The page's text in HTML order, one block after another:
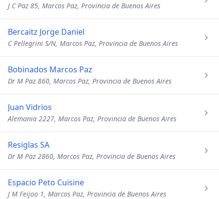
J C Paz 85, Marcos Paz, Provincia de Buenos Aires
Bercaitz Jorge Daniel
C Pellegrini S/N, Marcos Paz, Provincia de Buenos Aires
Bobinados Marcos Paz
Dr M Paz 860, Marcos Paz, Provincia de Buenos Aires
Juan Vidrios
Alemania 2227, Marcos Paz, Provincia de Buenos Aires
Resiglas SA
Dr M Paz 2860, Marcos Paz, Provincia de Buenos Aires
Espacio Peto Cuisine
J M Feijoo 1, Marcos Paz, Provincia de Buenos Aires